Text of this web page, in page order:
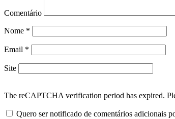
Comentário
Nome *
Email *
Site
The reCAPTCHA verification period has expired.
Quero ser notificado de comentários adicionais